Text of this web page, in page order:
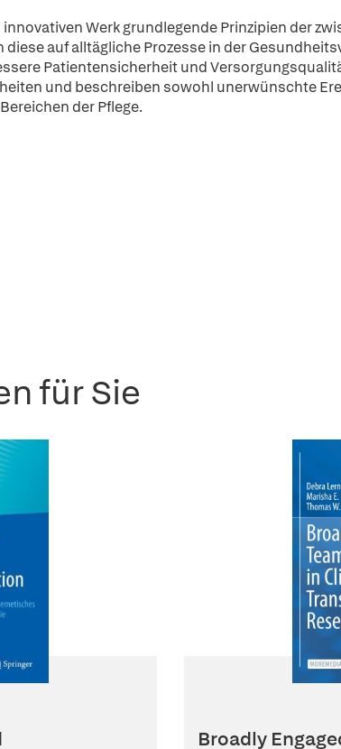
Werk grundlegende Prinzipien der
auf alltägliche Prozesse in der
Patientensicherheit und
und beschreiben sowohl unerwünschte
der Pflege.
für Sie
Broadly